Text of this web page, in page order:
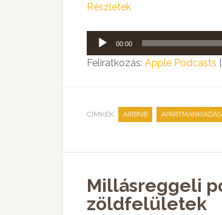
Részletek
Audió
lejátszó
00:00
Feliratkozás: Apple Podcasts
CÍMKÉK: AIRBNB , APARTMANKIADÁS
Millásreggeli
zöldfelületek